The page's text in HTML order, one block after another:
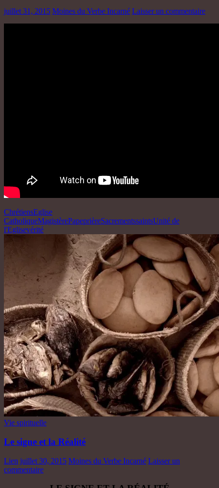
juillet 31, 2015 Moines du Verbe Incarné Laisser un commentaire
ChrétiensEglise
CatholiqueMagistèrePapeprièreSacrementssaintsUnité de
l'Eglisevérité
Vie spirituelle
Le signe et la Réalité
Lien juillet 30, 2015 Moines du Verbe Incarné Laisser un
commentaire